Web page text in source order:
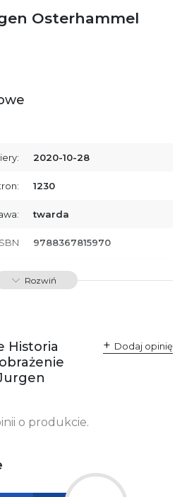
Osterhammel
2020-10-28
1230
twarda
9788367815970
K800546
Polska
kontakt@wydajenamsie.pl
+48 61 623 38 38
Rozwiń
Historia
Dodaj opinię
o produkcie.